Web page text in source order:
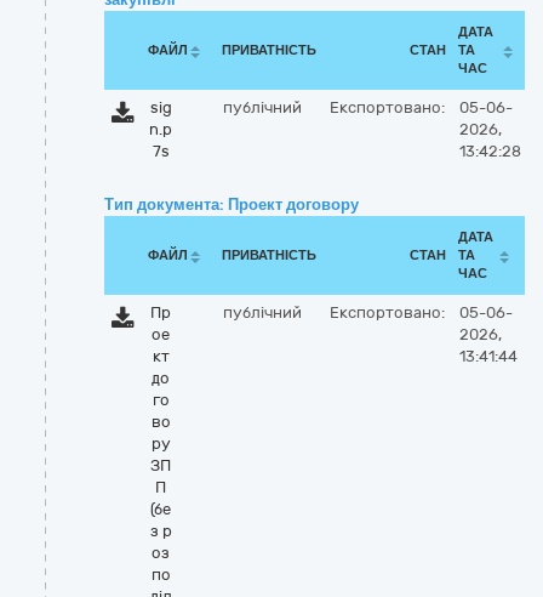
ФАЙЛ ПРИВАТНІСТЬ СТАН
ДАТА
ТА
ЧАС
sig
n.p
7s
публічний Експортовано:
05-06-
2026,
13:42:28
Тип документа: Проект договору
ФАЙЛ ПРИВАТНІСТЬ СТАН
ДАТА
ТА
ЧАС
Пр
ое
кт
до
го
во
ру
ЗП
П
(бе
з р
оз
по
публічний Експортовано:
05-06-
2026,
13:41:44